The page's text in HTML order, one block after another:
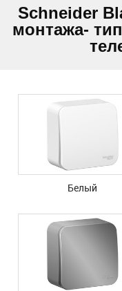
Schneider
монтажа-
Белый